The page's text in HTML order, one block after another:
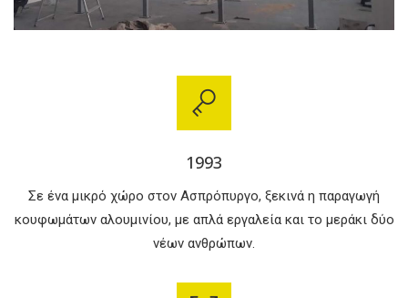
1993
Σε ένα μικρό χώρο στον Ασπρόπυργο, ξεκινά η παραγωγή
κουφωμάτων αλουμινίου, με απλά εργαλεία και το μεράκι δύο
νέων ανθρώπων.